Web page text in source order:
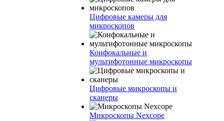
Цифровые камеры для
микроскопов
Конфокальные и
мультифотонные микроскопы
Цифровые микроскопы и
сканеры
Микроскопы Nexcope